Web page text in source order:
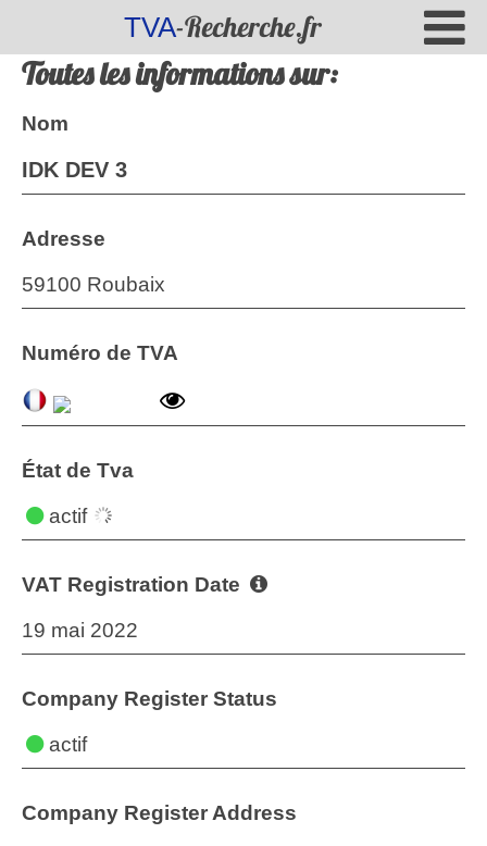
TVA-Recherche.fr
Toutes les informations sur:
Nom
IDK DEV 3
Adresse
59100 Roubaix
Numéro de TVA
État de Tva
actif
VAT Registration Date
19 mai 2022
Company Register Status
actif
Company Register Address